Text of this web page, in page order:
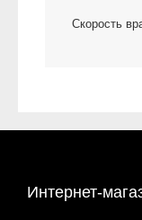
Скорость
Интернет-